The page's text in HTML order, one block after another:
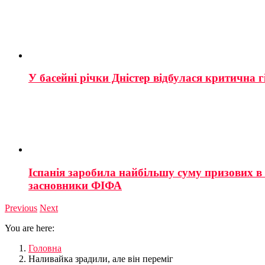
У басейні річки Дністер відбулася критична
Іспанія заробила найбільшу суму призових
засновники ФІФА
Previous Next
You are here:
Головна
Наливайка зрадили, але він переміг